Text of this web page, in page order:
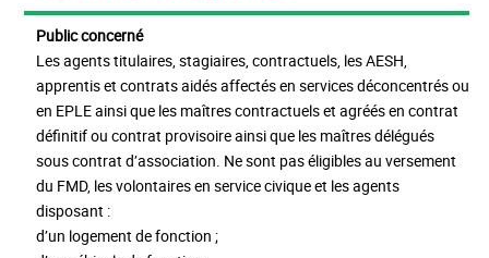
Public concerné
Les agents titulaires, stagiaires, contractuels, les AESH,
apprentis et contrats aidés affectés en services déconcentrés ou
en EPLE ainsi que les maîtres contractuels et agréés en contrat
définitif ou contrat provisoire ainsi que les maîtres délégués
sous contrat d’association. Ne sont pas éligibles au versement
du FMD, les volontaires en service civique et les agents
disposant :
d’un logement de fonction ;